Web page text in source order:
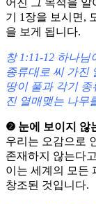
어진 그 목적을 알
기 1장을 보시면,
을 보게 됩니다.
창 1:11-12 하나
종류대로 씨 가진
땅이 풀과 각기
진 열매맺는 나무
❷ 눈에 보이지 않
우리는 오감으로
존재하지 않는다
이는 세계의 모든
창조된 것입니다.